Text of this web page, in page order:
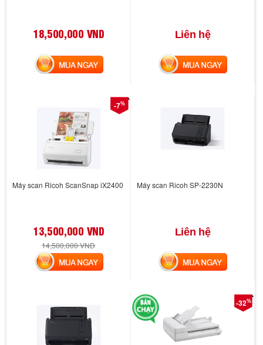
18,500,000 VND
MUA NGAY
Liên hệ
MUA NGAY
-7%
Máy scan Ricoh ScanSnap iX2400
13,500,000 VND
14,500,000 VND
MUA NGAY
Máy scan Ricoh SP-2230N
Liên hệ
MUA NGAY
-32%